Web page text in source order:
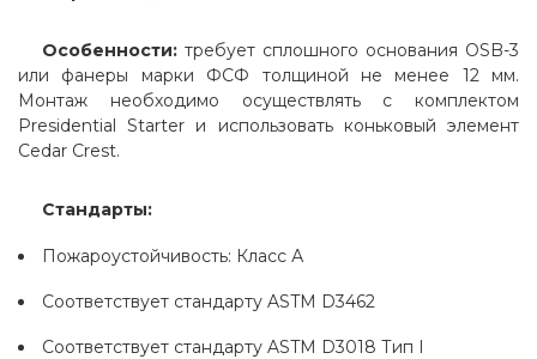
Особенности: требует сплошного основания OSB-3
или фанеры марки ФСФ толщиной не менее 12 мм.
Монтаж необходимо осуществлять с комплектом
Presidential Starter и использовать коньковый элемент
Cedar Crest.
Стандарты:
Пожароустойчивость: Класс А
Соответствует стандарту ASTM D3462
Соответствует стандарту ASTM D3018 Тип I